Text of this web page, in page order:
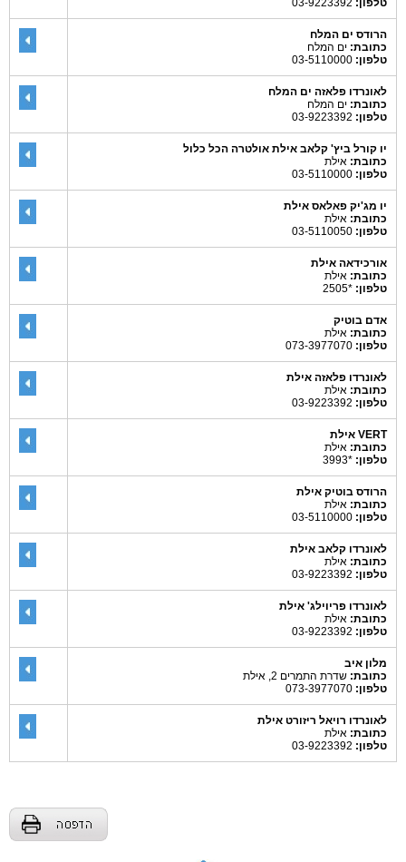
טלפון:
הרודס ים המלח
כתובת: ים המלח
טלפון:
לאונרדו פלאזה ים המלח
כתובת: ים המלח
טלפון:
יו קורל ביץ' קלאב אילת אולטרה הכל כלול
כתובת: אילת
טלפון:
יו מג'יק פאלאס אילת
כתובת: אילת
טלפון:
אורכידאה אילת
כתובת: אילת
טלפון: *2505
אדם בוטיק
כתובת: אילת
טלפון:
לאונרדו פלאזה אילת
כתובת: אילת
טלפון:
VERT אילת
כתובת: אילת
טלפון: *3993
הרודס בוטיק אילת
כתובת: אילת
טלפון:
לאונרדו קלאב אילת
כתובת: אילת
טלפון:
לאונרדו פריוילג' אילת
כתובת: אילת
טלפון:
מלון איב
כתובת: שדרת התמרים 2, אילת
טלפון:
לאונרדו רויאל ריזורט אילת
כתובת: אילת
טלפון: